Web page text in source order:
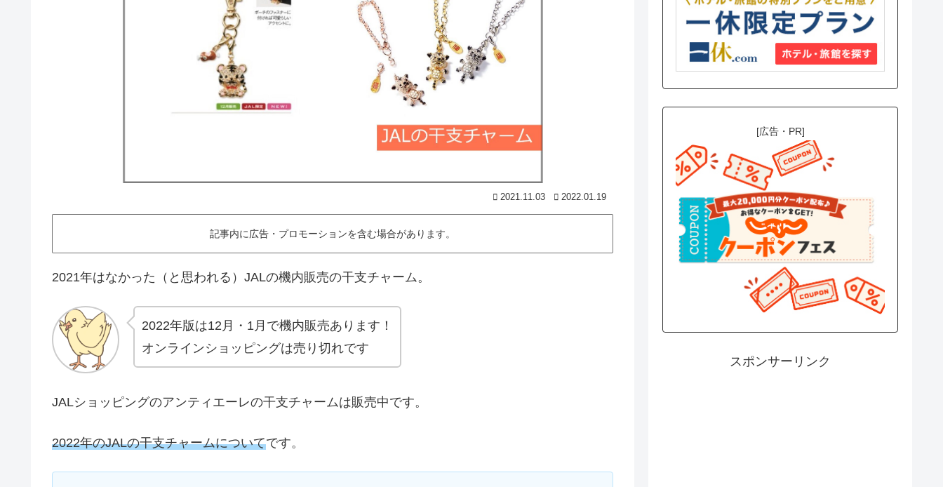
2021.11.03 2022.01.19
記事内に広告・プロモーションを含む場合があります。
2021年はなかった（と思われる）JALの機内販売の干支チャーム。
2022年版は12月・1月で機内販売あります！
オンラインショッピングは売り切れです
JALショッピングのアンティエーレの干支チャームは販売中です。
2022年のJALの干支チャームについてです。
[広告・PR]
スポンサーリンク